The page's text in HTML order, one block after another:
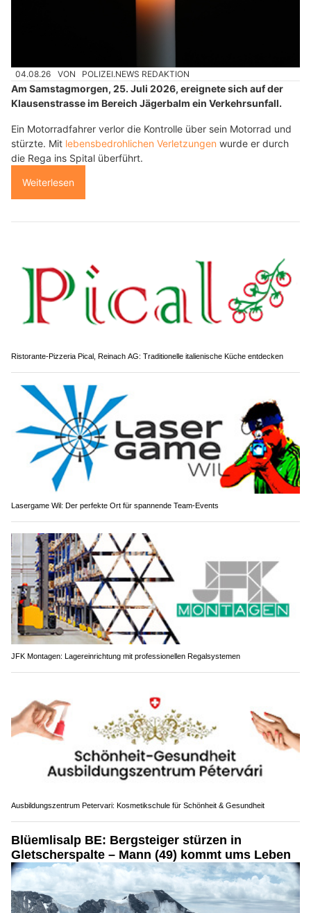
04.08.26 VON POLIZEI.NEWS REDAKTION
Am Samstagmorgen, 25. Juli 2026, ereignete sich auf der
Klausenstrasse im Bereich Jägerbalm ein Verkehrsunfall.
Ein Motorradfahrer verlor die Kontrolle über sein Motorrad und
stürzte. Mit lebensbedrohlichen Verletzungen wurde er durch
die Rega ins Spital überführt.
Weiterlesen
Ristorante-Pizzeria Pical, Reinach AG: Traditionelle italienische Küche entdecken
Lasergame Wil: Der perfekte Ort für spannende Team-Events
JFK Montagen: Lagereinrichtung mit professionellen Regalsystemen
Ausbildungszentrum Petervari: Kosmetikschule für Schönheit & Gesundheit
Blüemlisalp BE: Bergsteiger stürzen in
Gletscherspalte – Mann (49) kommt ums Leben